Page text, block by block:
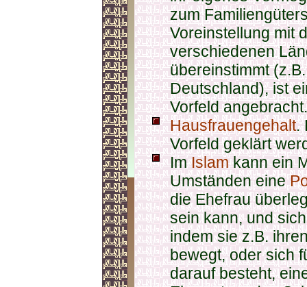
zum
Voreinstellung mit
verschiedenen
übereinstimmt
Deutschland), ist
Vorfeld angebracht.
Hausfrauengehalt.
Vorfeld geklärt
ImIslamkann ein
Umständen eine
die Ehefrau
sein kann, und
indem sie z.B.
bewegt, oder sich
darauf besteht,